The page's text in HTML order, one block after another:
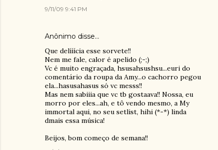
9/11/09 9:41 PM
Anônimo disse…
Que delííícia esse sorvete!!
Nem me fale, calor é apelido (;-;)
Vc é muito engraçada, hsusahsushsu...euri do
comentário da roupa da Amy...o cachorro pegou
ela...hasusahasus só vc messs!!
Mas nem sabiiia que vc tb gostaava!! Nossa, eu
morro por eles...ah, e tô vendo mesmo, a My
immortal aqui, no seu setlist, hihi (*-*) linda
dmais essa música!
Beijos, bom começo de semana!!